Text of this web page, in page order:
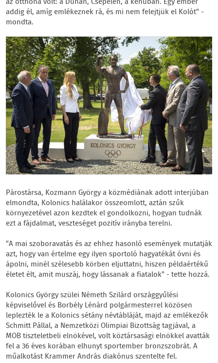
addig él, amíg emlékeznek rá, és mi nem felejtjük el Kolót" -
mondta.
Párostársa, Kozmann György a közmédiának adott interjúban
elmondta, Kolonics halálakor összeomlott, aztán szűk
környezetével azon kezdtek el gondolkozni, hogyan tudnák
ezt a fájdalmat, veszteséget pozitív irányba terelni.
"A mai szoboravatás és az ehhez hasonló események mutatják
azt, hogy van értelme egy ilyen sportoló hagyatékát óvni és
ápolni, minél szélesebb körben eljuttatni, hiszen példaértékű
életet élt, amit muszáj, hogy lássanak a fiatalok" - tette hozzá.
Kolonics György szülei Németh Szilárd országgyűlési
képviselővel és Borbély Lénárd polgármesterrel közösen
leplezték le a Kolonics sétány névtábláját, majd az emlékezők
Schmitt Pállal, a Nemzetközi Olimpiai Bizottság tagjával, a
MOB tiszteletbeli elnökével, volt köztársasági elnökkel avatták
fel a 36 éves korában elhunyt sportember bronzszobrát. A
műalkotást Krammer András diakónus szentelte fel.